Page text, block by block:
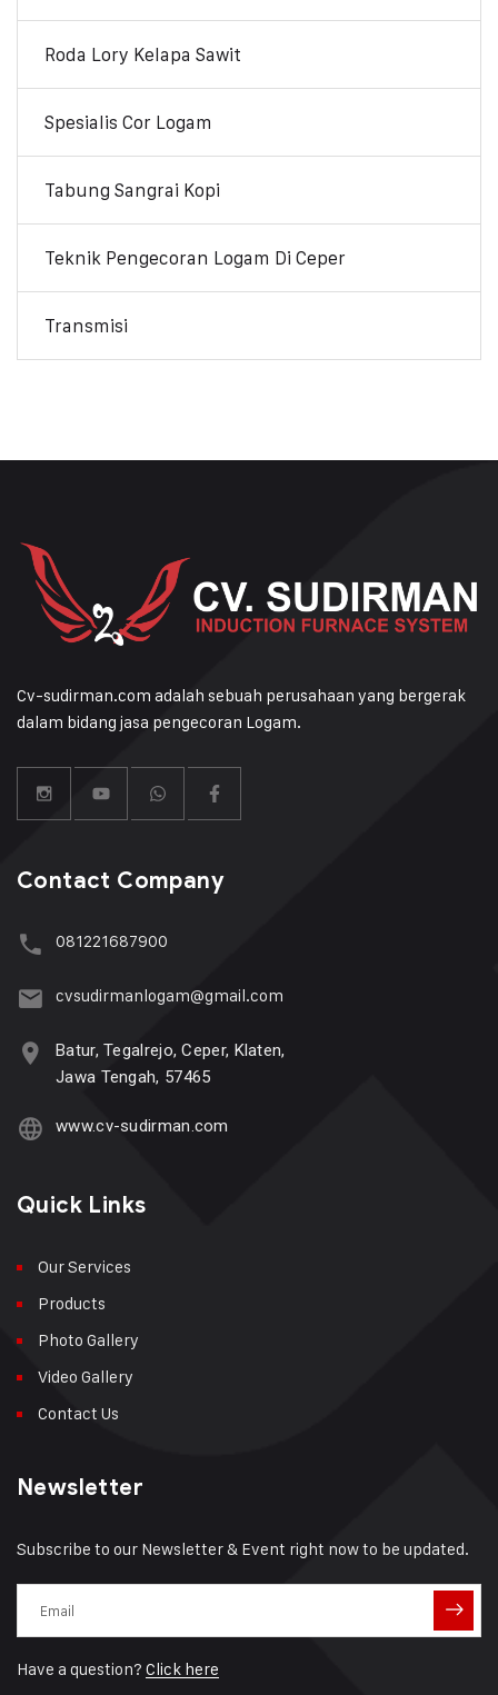
Roda Lory Kelapa Sawit
Spesialis Cor Logam
Tabung Sangrai Kopi
Teknik Pengecoran Logam Di Ceper
Transmisi
Cv-sudirman.com adalah sebuah perusahaan yang bergerak
dalam bidang jasa pengecoran Logam.
Contact Company
081221687900
cvsudirmanlogam@gmail.com
Batur, Tegalrejo, Ceper, Klaten,
Jawa Tengah, 57465
www.cv-sudirman.com
Quick Links
Our Services
Products
Photo Gallery
Video Gallery
Contact Us
Newsletter
Subscribe to our Newsletter & Event right now to be updated.
Have a question? Click here